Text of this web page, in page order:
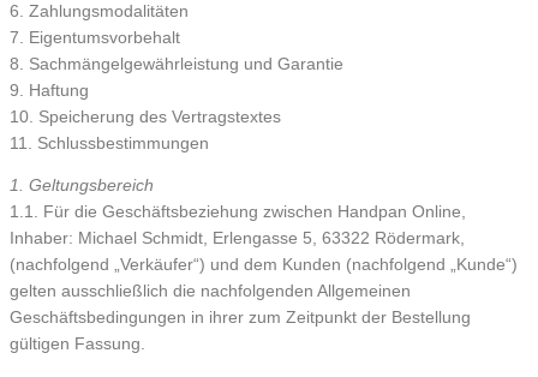
6. Zahlungsmodalitäten
7. Eigentumsvorbehalt
8. Sachmängelgewährleistung und Garantie
9. Haftung
10. Speicherung des Vertragstextes
11. Schlussbestimmungen
1. Geltungsbereich
1.1. Für die Geschäftsbeziehung zwischen Handpan Online,
Inhaber: Michael Schmidt, Erlengasse 5, 63322 Rödermark,
(nachfolgend „Verkäufer“) und dem Kunden (nachfolgend „Kunde“)
gelten ausschließlich die nachfolgenden Allgemeinen
Geschäftsbedingungen in ihrer zum Zeitpunkt der Bestellung
gültigen Fassung.